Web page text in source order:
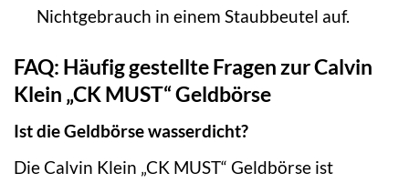
Nichtgebrauch in einem Staubbeutel auf.
FAQ: Häufig gestellte Fragen zur Calvin
Klein „CK MUST“ Geldbörse
Ist die Geldbörse wasserdicht?
Die Calvin Klein „CK MUST“ Geldbörse ist